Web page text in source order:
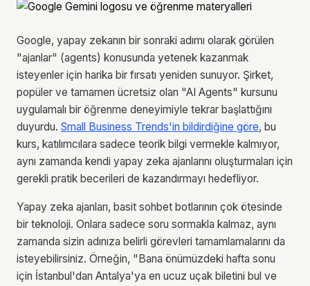
Google, yapay zekanın bir sonraki adımı olarak görülen
"ajanlar" (agents) konusunda yetenek kazanmak
isteyenler için harika bir fırsatı yeniden sunuyor. Şirket,
popüler ve tamamen ücretsiz olan "AI Agents" kursunu
uygulamalı bir öğrenme deneyimiyle tekrar başlattığını
duyurdu. Small Business Trends'in bildirdiğine göre, bu
kurs, katılımcılara sadece teorik bilgi vermekle kalmıyor,
aynı zamanda kendi yapay zeka ajanlarını oluşturmaları için
gerekli pratik becerileri de kazandırmayı hedefliyor.
Yapay zeka ajanları, basit sohbet botlarının çok ötesinde
bir teknoloji. Onlara sadece soru sormakla kalmaz, aynı
zamanda sizin adınıza belirli görevleri tamamlamalarını da
isteyebilirsiniz. Örneğin, "Bana önümüzdeki hafta sonu
için İstanbul'dan Antalya'ya en ucuz uçak biletini bul ve